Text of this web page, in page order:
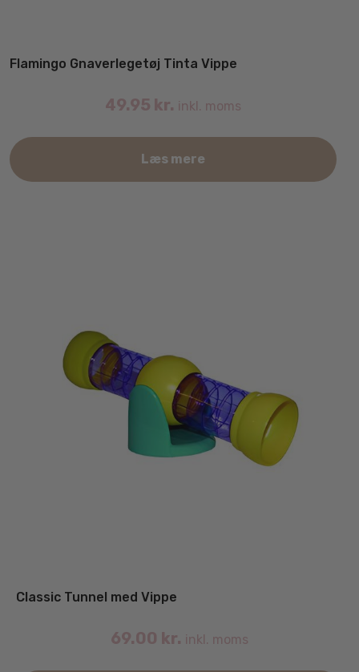
Flamingo Gnaverlegetøj Tinta Vippe
49.95 kr. inkl. moms
Læs mere
Classic Tunnel med Vippe
69.00 kr. inkl. moms